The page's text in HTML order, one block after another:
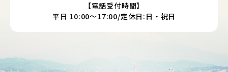
【電話受付時間】
平日 10:00～17:00/定休日:日・祝日